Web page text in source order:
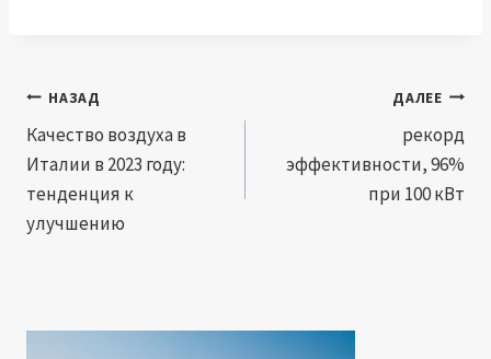
Навигация
по
записям
НАЗАД
Качество воздуха в
Италии в 2023 году:
тенденция к
улучшению
ДАЛЕЕ
рекорд
эффективности, 96%
при 100 кВт